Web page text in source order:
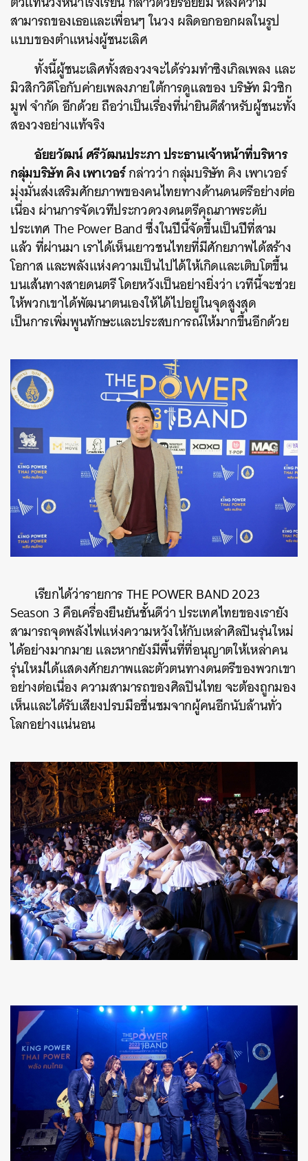
สามารถของเธอและเพื่อนๆ ในวง ผลิดอกออกผลในรูป
แบบของตำแหน่งผู้ชนะเลิศ
ทั้งนี้ผู้ชนะเลิศทั้งสองวงจะได้ร่วมทำซิงเกิลเพลง และ
มิวสิกวิดีโอกับค่ายเพลงภายใต้การดูแลของ บริษัท มิวซิก
มูฟ จำกัด อีกด้วย ถือว่าเป็นเรื่องที่น่ายินดีสำหรับผู้ชนะทั้ง
สองวงอย่างแท้จริง
อัยยวัฒน์ ศรีวัฒนประภา ประธานเจ้าหน้าที่บริหาร
กลุ่มบริษัท คิง เพาเวอร์กล่าวว่า กลุ่มบริษัท คิง เพาเวอร์
มุ่งมั่นส่งเสริมศักยภาพของคนไทยทางด้านดนตรีอย่างต่อ
เนื่อง ผ่านการจัดเวทีประกวดวงดนตรีคุณภาพระดับ
ประเทศ The Power Band ซึ่งในปีนี้จัดขึ้นเป็นปีที่สาม
แล้ว ที่ผ่านมา เราได้เห็นเยาวชนไทยที่มีศักยภาพได้สร้าง
โอกาส และพลังแห่งความเป็นไปได้ให้เกิดและเติบโตขึ้น
บนเส้นทางสายดนตรี โดยหวังเป็นอย่างยิ่งว่า เวทีนี้จะช่วย
ให้พวกเขาได้พัฒนาตนเองให้ได้ไปอยู่ในจุดสูงสุด
เป็นการเพิ่มพูนทักษะและประสบการณ์ให้มากขึ้นอีกด้วย
เรียกได้ว่ารายการ THE POWER BAND 2023
Season 3 คือเครื่องยืนยันชั้นดีว่า ประเทศไทยของเรายัง
สามารถจุดพลังไฟแห่งความหวังให้กับเหล่าศิลปินรุ่นใหม่
ได้อย่างมากมาย และหากยังมีพื้นที่ที่อนุญาตให้เหล่าคน
รุ่นใหม่ได้แสดงศักยภาพและตัวตนทางดนตรีของพวกเขา
อย่างต่อเนื่อง ความสามารถของศิลปินไทย จะต้องถูกมอง
เห็นและได้รับเสียงปรบมือชื่นชมจากผู้คนอีกนับล้านทั่ว
โลกอย่างแน่นอน